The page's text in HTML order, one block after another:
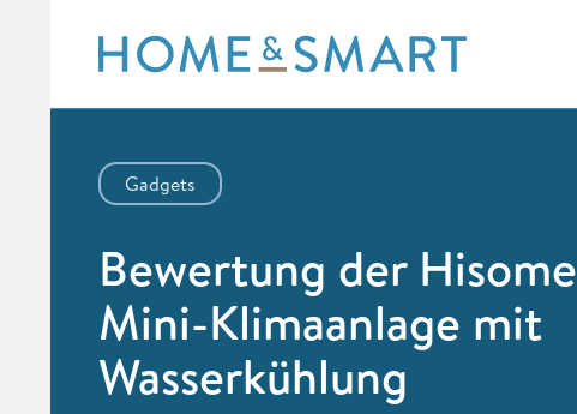
content
Gadgets
Bewertung der Hisome
Mini-Klimaanlage mit
Wasserkühlung